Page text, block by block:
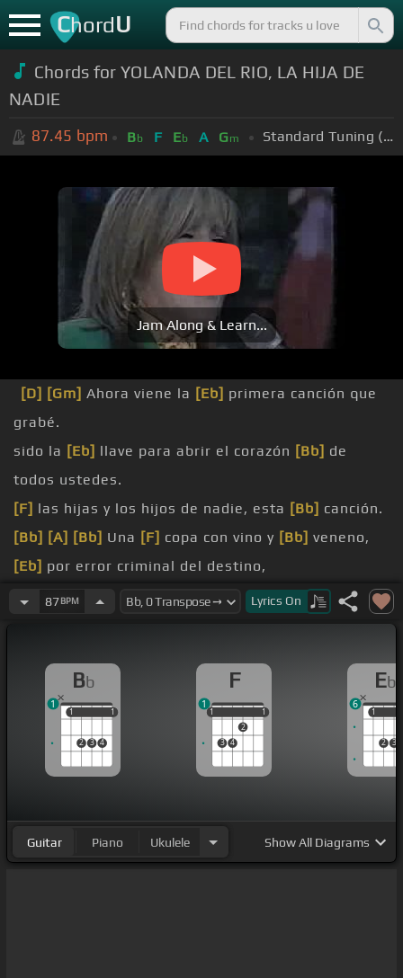
ChordU
Chords for YOLANDA DEL RIO, LA HIJA DE
NADIE
87.45 bpm Bb F Eb A Gm Standard Tuning (EADGBE)
Jam Along & Learn...
[D] [Gm] Ahora viene la [Eb] primera canción que
grabé.
sido la [Eb] llave para abrir el corazón [Bb] de
todos ustedes.
[F] las hijas y los hijos de nadie, esta [Bb] canción.
[Bb] [A] [Bb] Una [F] copa con vino y [Bb] veneno,
[Eb] por error criminal del destino,
que siempre [F]
dieron cariño,
hermanos,
hasta mucho después de
creerse,
87BPM Lyrics On
Bb
1
2 3 4
1
1 1
1
F
1
3 4
2
1
1 1
1
Eb
1
2 3
1
6
Guitar Piano Ukulele ShowAll Diagrams